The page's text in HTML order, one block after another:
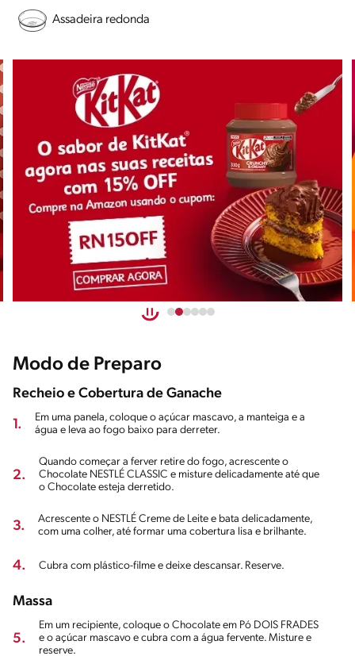
Assadeira redonda
Modo de Preparo
Recheio e Cobertura de Ganache
1.
Em uma panela, coloque o açúcar mascavo, a manteiga e a
água e leva ao fogo baixo para derreter.
2.
Quando começar a ferver retire do fogo, acrescente o
Chocolate NESTLÉ CLASSIC e misture delicadamente até que
o Chocolate esteja derretido.
3.
Acrescente o NESTLÉ Creme de Leite e bata delicadamente,
com uma colher, até formar uma cobertura lisa e brilhante.
4. Cubra com plástico-filme e deixe descansar. Reserve.
Massa
5.
Em um recipiente, coloque o Chocolate em Pó DOIS FRADES
e o açúcar mascavo e cubra com a água fervente. Misture e
reserve.